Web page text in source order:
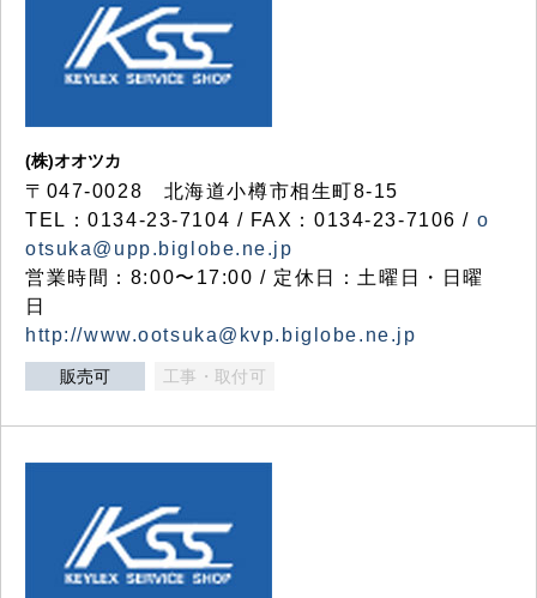
(株)オオツカ
〒047-0028 北海道小樽市相生町8-15
TEL：0134-23-7104 / FAX：0134-23-7106 / o
otsuka@upp.biglobe.ne.jp
営業時間：8:00〜17:00 / 定休日：土曜日・日曜
日
http://www.ootsuka@kvp.biglobe.ne.jp
販売可 工事・取付可